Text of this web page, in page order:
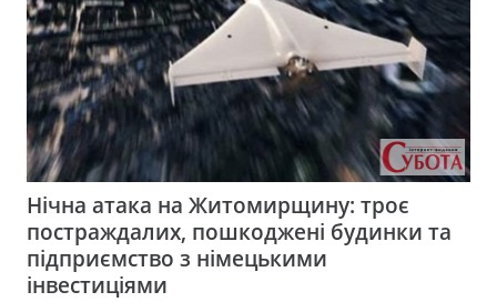
Нічна атака на Житомирщину: троє
постраждалих, пошкоджені будинки та
підприємство з німецькими
інвестиціями